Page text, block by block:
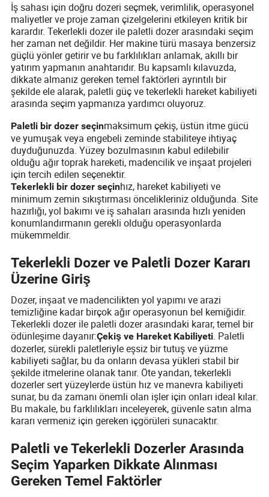
İş sahası için doğru dozeri seçmek, verimlilik, operasyonel
maliyetler ve proje zaman çizelgelerini etkileyen kritik bir
karardır. Tekerlekli dozer ile paletli dozer arasındaki seçim
her zaman net değildir. Her makine türü masaya benzersiz
güçlü yönler getirir ve bu farklılıkları anlamak, akıllı bir
yatırım yapmanın anahtarıdır. Bu kapsamlı kılavuzda,
dikkate almanız gereken temel faktörleri ayrıntılı bir
şekilde ele alarak, paletli güç ve tekerlekli hareket kabiliyeti
arasında seçim yapmanıza yardımcı oluyoruz.
Paletli bir dozer seçinmaksimum çekiş, üstün itme gücü
ve yumuşak veya engebeli zeminde stabiliteye ihtiyaç
duyduğunuzda. Yüzey bozulmasının kabul edilebilir
olduğu ağır toprak hareketi, madencilik ve inşaat projeleri
için tercih edilen seçenektir.
Tekerlekli bir dozer seçinhız, hareket kabiliyeti ve
minimum zemin sıkıştırması öncelikleriniz olduğunda. Site
hazırlığı, yol bakımı ve iş sahaları arasında hızlı yeniden
konumlandırmanın gerekli olduğu operasyonlarda
mükemmeldir.
Tekerlekli Dozer ve Paletli Dozer Kararı
Üzerine Giriş
Dozer, inşaat ve madencilikten yol yapımı ve arazi
temizliğine kadar birçok ağır operasyonun bel kemiğidir.
Tekerlekli dozer ile paletli dozer arasındaki karar, temel bir
ödünleşime dayanır:Çekiş ve Hareket Kabiliyeti. Paletli
dozerler, sürekli paletleriyle eşsiz bir tutuş ve yüzme
kabiliyeti sağlar, bu da onların devasa yükleri stabil bir
şekilde itmelerine olanak tanır. Öte yandan, tekerlekli
dozerler sert yüzeylerde üstün hız ve manevra kabiliyeti
sunar, bu da zamanı önemli olan işler için onları ideal kılar.
Bu makale, bu farklılıkları inceleyerek, güvenle satın alma
kararı vermeniz için gereken içgörüleri sunacaktır.
Paletli ve Tekerlekli Dozerler Arasında
Seçim Yaparken Dikkate Alınması
Gereken Temel Faktörler